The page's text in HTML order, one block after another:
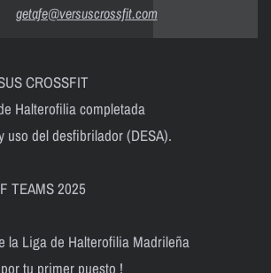
getafe@versuscrossfit.com
CROSSFIT
Halterofilia completada
uso del desfibrilador (DESA).
TEAMS 2025
la Liga de Halterofilia Madrileña
tu primer puesto !